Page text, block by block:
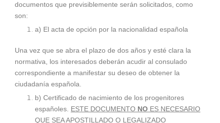
documentos que previsiblemente serán solicitados, como
son:
a) El acta de opción por la nacionalidad española
Una vez que se abra el plazo de dos años y esté clara la
normativa, los interesados deberán acudir al consulado
correspondiente a manifestar su deseo de obtener la
ciudadanía española.
b) Certificado de nacimiento de los progenitores
españoles. ESTE DOCUMENTO NO ES NECESARIO
QUE SEA APOSTILLADO O LEGALIZADO